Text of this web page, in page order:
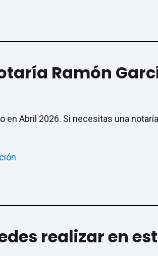
Ramón
en Abril 2026. Si necesitas una
realizar en